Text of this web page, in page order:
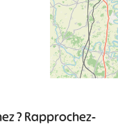
? Rapprochez-